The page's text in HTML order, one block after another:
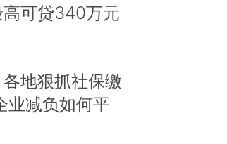
可贷340万元
各地狠抓社保缴
业减负如何平